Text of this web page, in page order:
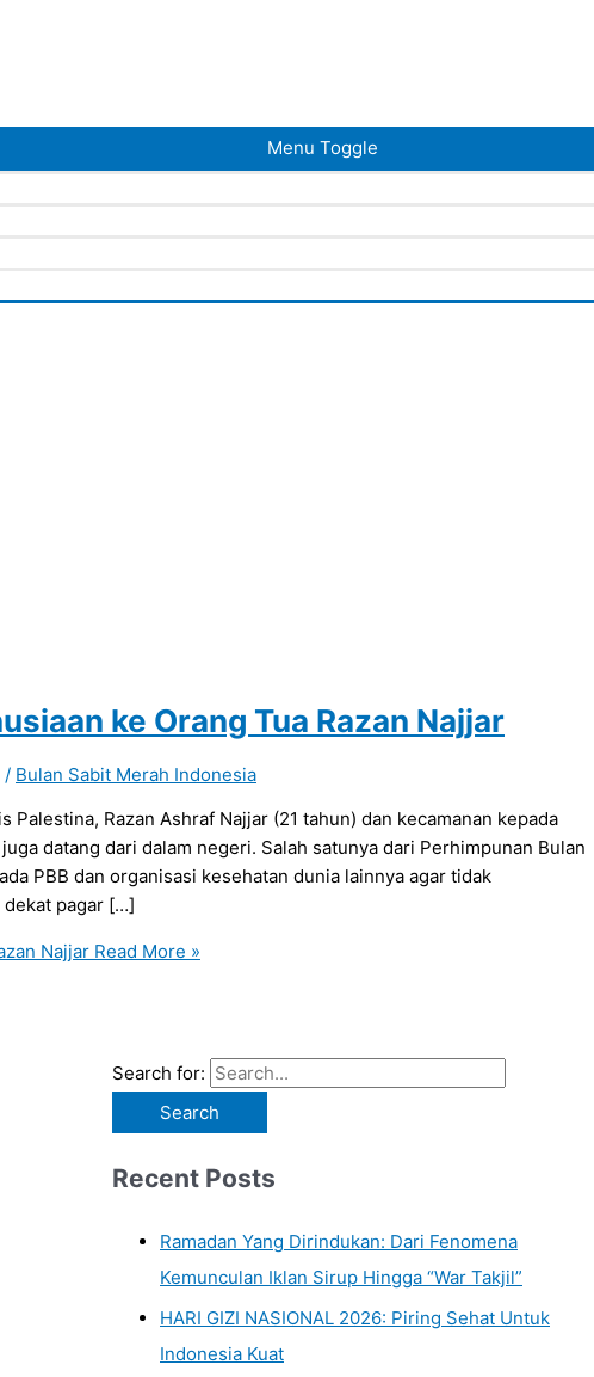
Menu Toggle
ke Orang Tua Razan Najjar
/ Bulan Sabit Merah Indonesia
Razan Ashraf Najjar (21 tahun) dan kecamanan kepada
datang dari dalam negeri. Salah satunya dari Perhimpunan Bulan
PBB dan organisasi kesehatan dunia lainnya agar tidak
dekat pagar […]
Najjar Read More »
Search for:
Recent Posts
Ramadan Yang Dirindukan: Dari Fenomena
Kemunculan Iklan Sirup Hingga “War Takjil”
HARI GIZI NASIONAL 2026: Piring Sehat Untuk
Indonesia Kuat